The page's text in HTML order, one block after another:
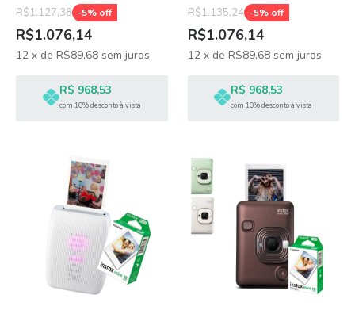
R$1.127,38 -5% off
R$1.076,14
12 x de R$89,68 sem juros
R$ 968,53
com 10% desconto à vista
R$1.135,24 -5% off
R$1.076,14
12 x de R$89,68 sem juros
R$ 968,53
com 10% desconto à vista